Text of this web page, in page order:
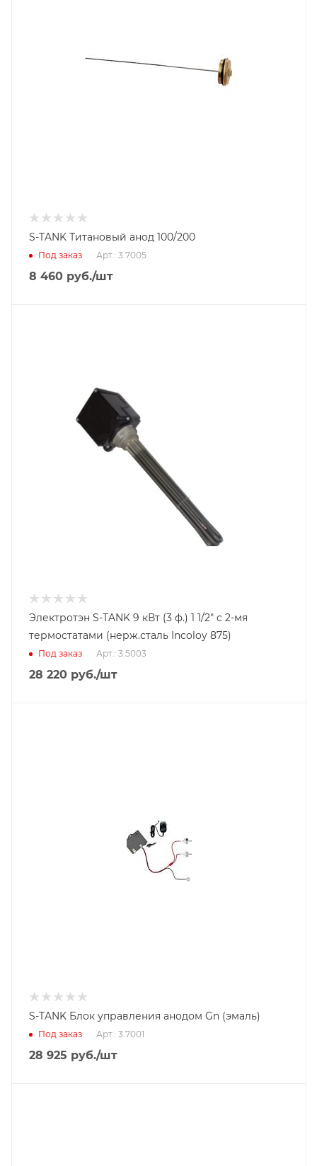
S-TANK Титановый анод 100/200
Под заказ Арт.: 3.7005
8 460 руб./шт
Электротэн S-TANK 9 кВт (3 ф.) 1 1/2" c 2-мя
термостатами (нерж.сталь Incoloy 875)
Под заказ Арт.: 3.5003
28 220 руб./шт
S-TANK Блок управления анодом Gn (эмаль)
Под заказ Арт.: 3.7001
28 925 руб./шт